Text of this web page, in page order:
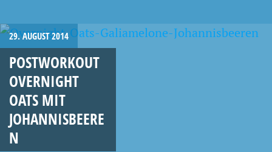
29. AUGUST 2014
POSTWORKOUT
OVERNIGHT
OATS MIT
JOHANNISBEERE
N